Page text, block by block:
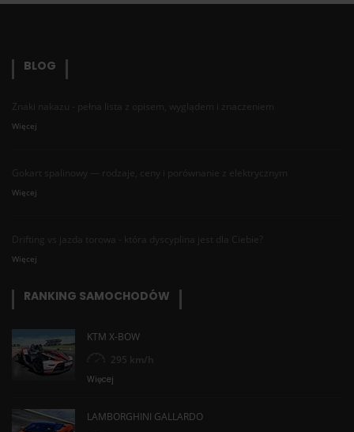
BLOG
Znaki nakazu - pełna lista z opisem, wyglądem i znaczeniem
Więcej
Gokart spalinowy — rodzaje, ceny i porównanie z elektrycznym
Więcej
Drifting vs jazda torowa - która dyscyplina jest dla Ciebie?
Więcej
RANKING SAMOCHODÓW
KTM X-BOW
295 km/h
Więcej
LAMBORGHINI GALLARDO